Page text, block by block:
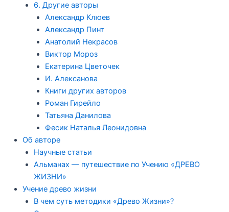
6. Другие авторы
Александр Клюев
Александр Пинт
Анатолий Некрасов
Виктор Мороз
Екатерина Цветочек
И. Алексанова
Книги других авторов
Роман Гирейло
Татьяна Данилова
Фесик Наталья Леонидовна
Об авторе
Научные статьи
Альманах — путешествие по Учению «ДРЕВО
ЖИЗНИ»
Учение древо жизни
В чем суть методики «Древо Жизни»?